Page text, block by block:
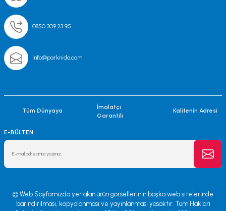
0850 309 23 95
info@parknida.com
Tüm Dünyaya
İmalatçı
Garantili
Kalitenin Adresi
E-BÜLTEN
© Web Sayfamızda yer alan ürün görsellerinin başka web sitelerinde
barındırılması, kopyalanması ve yayınlanması yasaktır. Tüm Hakları